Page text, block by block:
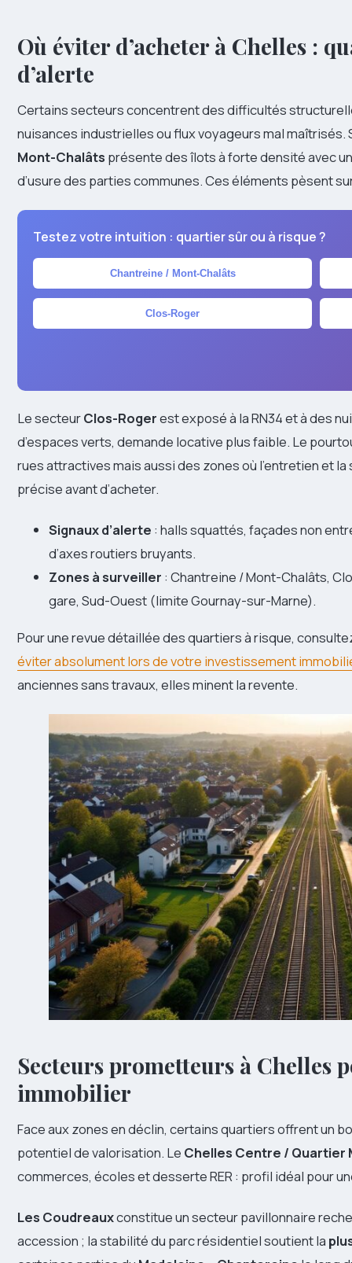
Où éviter d’acheter à Chelles :
d’alerte
Certains secteurs concentrent des difficultés
nuisances industrielles ou flux voyageurs mal maîtrisés.
Mont-Chalâts présente des îlots à forte densité avec
d’usure des parties communes. Ces éléments pèsent
Testez votre intuition : quartier sûr ou à risque ?
Chantreine / Mont-Chalâts
Clos-Roger
Le secteurClos-Rogerest exposé à la RN34 et à des
d’espaces verts, demande locative plus faible. Le
rues attractives mais aussi des zones où l’entretien et
précise avant d’acheter.
Signaux d’alerte : halls squattés, façades non
d’axes routiers bruyants.
Zones à surveiller : Chantreine / Mont-Chalâts,
gare, Sud-Ouest (limite Gournay-sur-Marne).
Pour une revue détaillée des quartiers à risque,
éviter absolument lors de votre investissement
anciennes sans travaux, elles minent la revente.
Secteurs prometteurs à Chelles
immobilier
Face aux zones en déclin, certains quartiers offrent un
potentiel de valorisation. Le Chelles Centre / Quartier
commerces, écoles et desserte RER : profil idéal pour
Les Coudreauxconstitue un secteur pavillonnaire
accession ; la stabilité du parc résidentiel soutient la